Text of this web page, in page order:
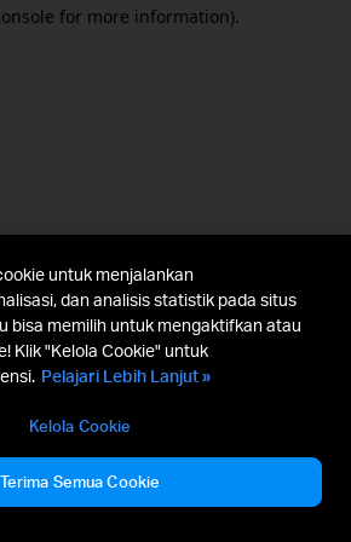
for more information).
untuk menjalankan
dan analisis statistik pada situs
bisa memilih untuk mengaktifkan atau
Klik "Kelola Cookie" untuk
Pelajari Lebih Lanjut »
Kelola Cookie
Terima Semua Cookie